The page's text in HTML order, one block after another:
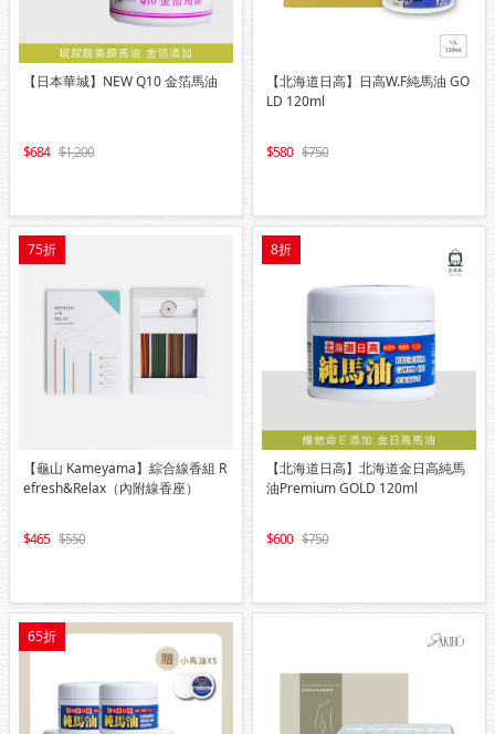
【日本華城】NEW Q10 金箔馬油
684 1,200
【北海道日高】日高W.F純馬油 GO
LD 120ml
580 750
75折
【龜山 Kameyama】綜合線香組 R
efresh&Relax（內附線香座）
465 550
8折
【北海道日高】北海道金日高純馬
油Premium GOLD 120ml
600 750
65折